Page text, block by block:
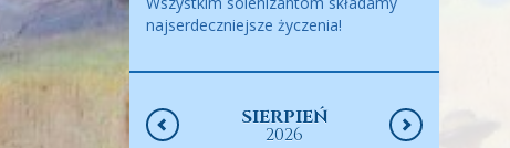
najserdeczniejsze życzenia!
SIERPIEŃ
2026